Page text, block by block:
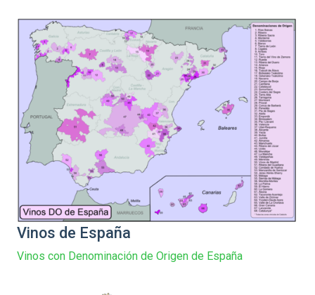
Vinos de España
Vinos con Denominación de Origen de España